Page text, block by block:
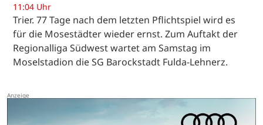
11:04 Uhr
Trier. 77 Tage nach dem letzten Pflichtspiel wird es
für die Mosestädter wieder ernst. Zum Auftakt der
Regionalliga Südwest wartet am Samstag im
Moselstadion die SG Barockstadt Fulda-Lehnerz.